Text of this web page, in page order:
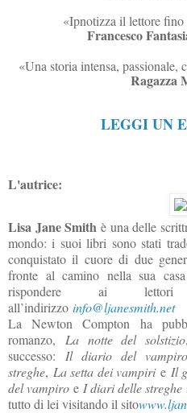
«Ipnotizza il lettore fino
Francesco
«Una storia intensa, passionale,
Ragazza
LEGGI UN
L'autrice:
Lisa Jane Smith è una delle
mondo: i suoi libri sono stati
conquistato il cuore di due
fronte al camino nella sua
rispondere ai
all’indirizzo info@ljanesmith.net
La Newton Compton ha
romanzo, La notte del solstizio
successo: Il diario del vampiro
streghe, La setta dei vampirieIl
del vampiro e I diari delle streghe
tutto di lei visitando il sito